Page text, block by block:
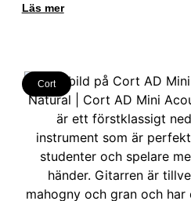
Läs mer
Cort